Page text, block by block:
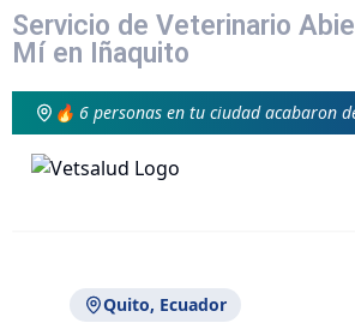
Servicio de Veterinario
Mí en Iñaquito